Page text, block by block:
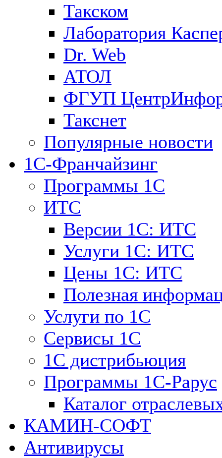
Такском
Лаборатория
Dr. Web
АТОЛ
ФГУП
Такснет
Популярные новости
1С-Франчайзинг
Программы 1С
ИТС
Версии 1С: ИТС
Услуги 1С: ИТС
Цены 1С: ИТС
Полезная
Услуги по 1С
Сервисы 1С
1С дистрибьюция
Программы 1С-Рарус
Каталог
КАМИН-СОФТ
Антивирусы